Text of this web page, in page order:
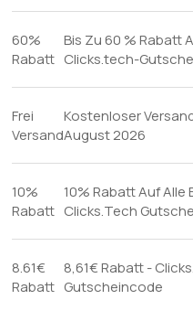
60%
Rabatt
Bis Zu 60 % Rabatt
Clicks.tech-
Frei
Versand
Kostenloser
August 2026
10%
Rabatt
10% Rabatt Auf Alle
Clicks.Tech
8.61€
Rabatt
8,61€ Rabatt -
Gutscheincode